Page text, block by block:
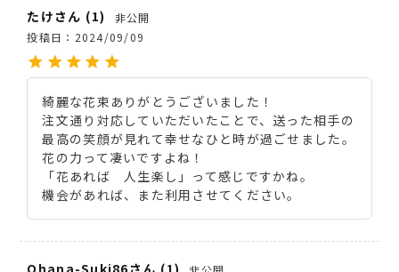
たけ 1
非公開
投稿日
2024/09/09
綺麗な花束ありがとうございました！
注文通り対応していただいたことで、送った相手の
最高の笑顔が見れて幸せなひと時が過ごせました。
花の力って凄いですよね！
「花あれば　人生楽し」って感じですかね。
機会があれば、また利用させてください。